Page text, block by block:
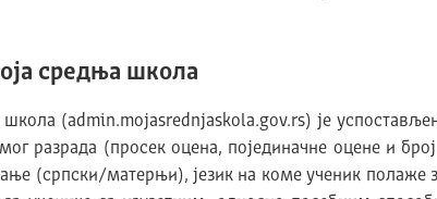
средња школа
(admin.mojasrednjaskola.gov.rs) је
разрада (просек оцена, појединачне оцене и
(српски/матерњи), језик на коме ученик